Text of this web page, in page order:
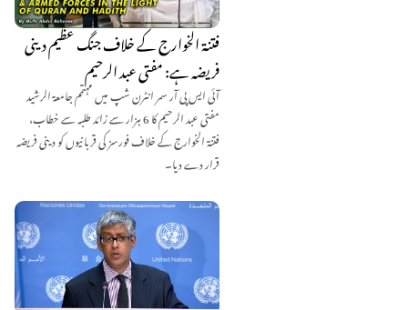
فتنۃ الخوارج کے خلاف جنگ عظیم دینی
فریضہ ہے: مفتی عبد الرحیم
آئی ایس پی آر سمر انٹرن شپ میں مہتمم جامعۃ الرشید
مفتی عبد الرحیم کا 6 ہزار سے زائد طلبہ سے خطاب،
فتنۃ الخوارج کے خلاف فورسز کی قربانیوں کو دینی فریضہ
قرار دے دیا۔